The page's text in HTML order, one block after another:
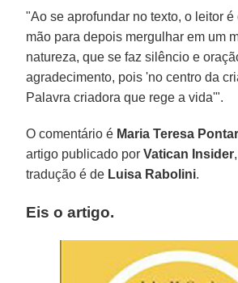
"Ao se aprofundar no texto, o leitor
mão para depois mergulhar em um
natureza, que se faz silêncio e
agradecimento, pois 'no centro da
Palavra criadora que rege a vida'".
O comentário é Maria Teresa
artigo publicado porVatican Insider
tradução é de Luisa Rabolini.
Eis o artigo.